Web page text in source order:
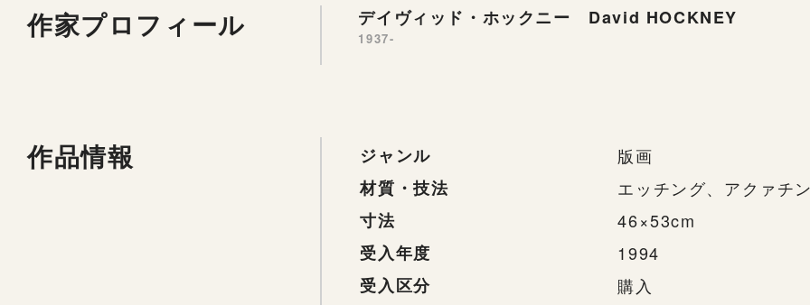
作家プロフィール デイヴィッド・ホックニー David HOCKNEY
1937-
作品情報 ジャンル
版画
材質・技法
エッチング、アクァチ
寸法
46×53cm
受入年度
1994
受入区分
購入